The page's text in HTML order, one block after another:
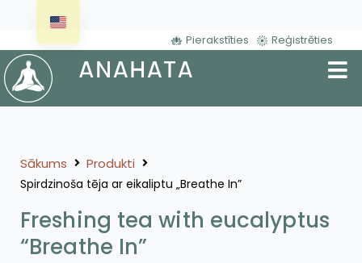
Pierakstīties Reģistrēties
Sākums Produkti
Spirdzinoša tēja ar eikaliptu „Breathe In”
Freshing tea with eucalyptus
“Breathe In”